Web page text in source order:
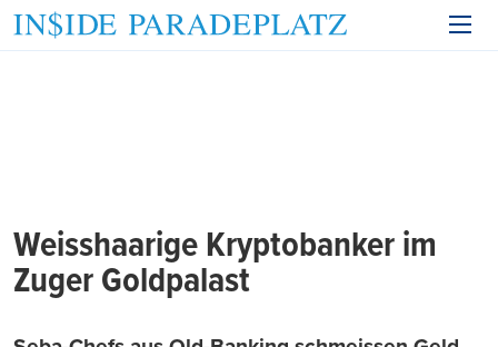
Weisshaarige Kryptobanker im
Zuger Goldpalast